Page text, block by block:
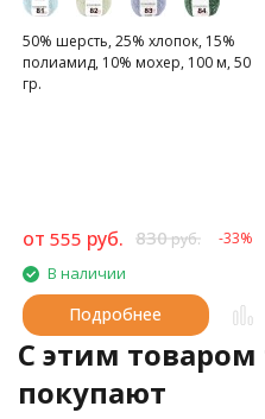
50% шерсть, 25% хлопок, 15%
полиамид, 10% мохер, 100 м, 50
гр.
от 555 руб. 830руб. -33%
В наличии
Подробнее
C этим
покупают